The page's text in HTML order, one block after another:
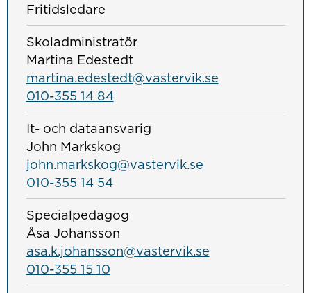
Fritidsledare
Skoladministratör
Martina Edestedt
martina.edestedt@vastervik.se
010-355 14 84
It- och dataansvarig
John Markskog
john.markskog@vastervik.se
010-355 14 54
Specialpedagog
Åsa Johansson
asa.k.johansson@vastervik.se
010-355 15 10